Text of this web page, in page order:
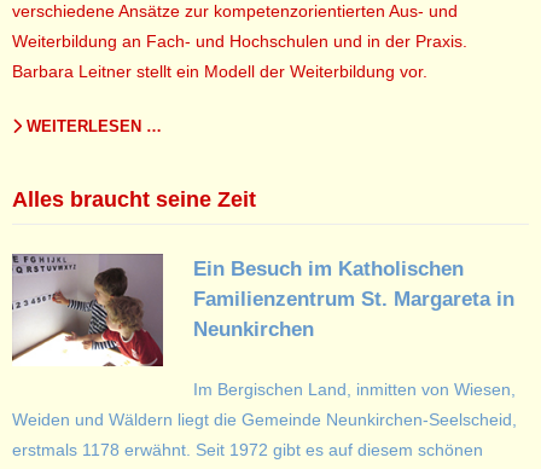
verschiedene Ansätze zur kompetenzorientierten Aus- und
Weiterbildung an Fach- und Hochschulen und in der Praxis.
Barbara Leitner stellt ein Modell der Weiterbildung vor.
WEITERLESEN …
Alles braucht seine Zeit
Ein Besuch im Katholischen
Familienzentrum St. Margareta in
Neunkirchen
Im Bergischen Land, inmitten von Wiesen,
Weiden und Wäldern liegt die Gemeinde Neunkirchen-Seelscheid,
erstmals 1178 erwähnt. Seit 1972 gibt es auf diesem schönen